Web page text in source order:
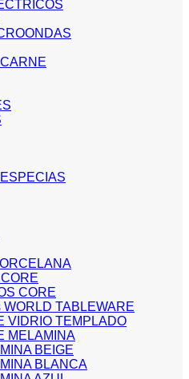
CORE
WORLD TABLEWARE
VIDRIO TEMPLADO
MELAMINA
BEIGE
BLANCA